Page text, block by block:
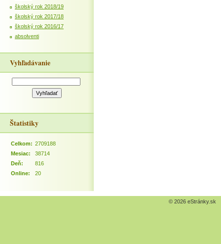
školský rok 2018/19
školský rok 2017/18
školský rok 2016/17
absolventi
Vyhľadávanie
Štatistiky
Online: 20
Celkom: 2709188
Mesiac:
38714
Deň:
816
© 2026 eStránky.sk